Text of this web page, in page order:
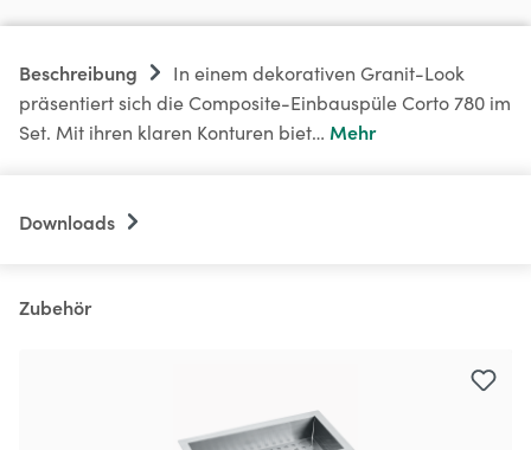
Beschreibung
In einem dekorativen Granit-Look
präsentiert sich die Composite-Einbauspüle Corto 780 im
Set. Mit ihren klaren Konturen biet… Mehr
Downloads
Zubehör